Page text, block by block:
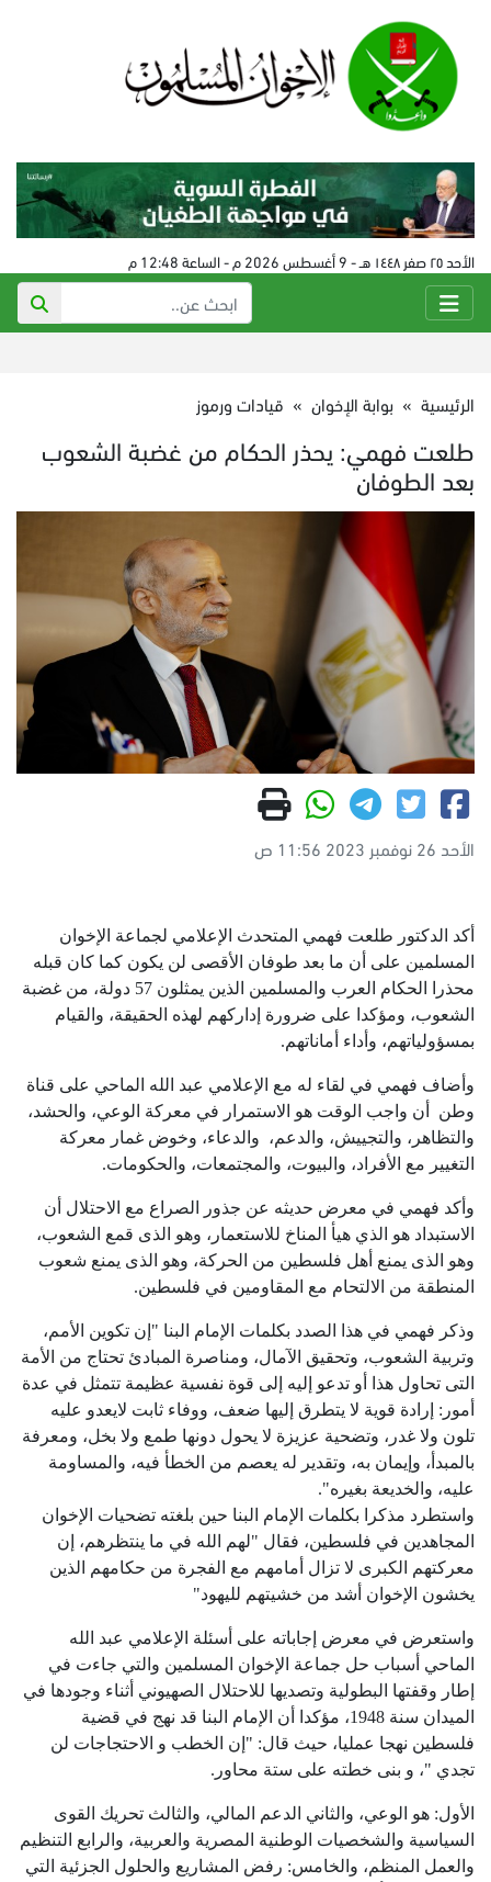
الأحد ٢٥ صفر ١٤٤٨ هـ - 9 أغسطس 2026 م - الساعة 12:48 م
الرئيسية » بوابة الإخوان » قيادات ورموز
طلعت فهمي: يحذر الحكام من غضبة الشعوب
بعد الطوفان
الأحد 26 نوفمبر 2023 11:56 ص
أكد الدكتور طلعت فهمي المتحدث الإعلامي لجماعة الإخوان
المسلمين على أن ما بعد طوفان الأقصى لن يكون كما كان قبله
محذرا الحكام العرب والمسلمين الذين يمثلون 57 دولة، من غضبة
الشعوب، ومؤكدا على ضرورة إداركهم لهذه الحقيقة، والقيام
بمسؤولياتهم، وأداء أماناتهم.
وأضاف فهمي في لقاء له مع الإعلامي عبد الله الماحي على قناة
وطن أن واجب الوقت هو الاستمرار في معركة الوعي، والحشد،
والتظاهر، والتجييش، والدعم، والدعاء، وخوض غمار معركة
التغيير مع الأفراد، والبيوت، والمجتمعات، والحكومات.
وأكد فهمي في معرض حديثه عن جذور الصراع مع الاحتلال أن
الاستبداد هو الذي هيأ المناخ للاستعمار، وهو الذى قمع الشعوب،
وهو الذى يمنع أهل فلسطين من الحركة، وهو الذى يمنع شعوب
المنطقة من الالتحام مع المقاومين في فلسطين.
وذكر فهمي في هذا الصدد بكلمات الإمام البنا "إن تكوين الأمم،
وتربية الشعوب، وتحقيق الآمال، ومناصرة المبادئ تحتاج من الأمة
التى تحاول هذا أو تدعو إليه إلى قوة نفسية عظيمة تتمثل في عدة
أمور: إرادة قوية لا يتطرق إليها ضعف، ووفاء ثابت لايعدو عليه
تلون ولا غدر، وتضحية عزيزة لا يحول دونها طمع ولا بخل، ومعرفة
بالمبدأ، وإيمان به، وتقدير له يعصم من الخطأ فيه، والمساومة
عليه، والخديعة بغيره".
واستطرد مذكرا بكلمات الإمام البنا حين بلغته تضحيات الإخوان
المجاهدين في فلسطين، فقال "لهم الله في ما ينتظرهم، إن
معركتهم الكبرى لا تزال أمامهم مع الفجرة من حكامهم الذين
يخشون الإخوان أشد من خشيتهم لليهود"
واستعرض في معرض إجاباته على أسئلة الإعلامي عبد الله
الماحي أسباب حل جماعة الإخوان المسلمين والتي جاءت في
إطار وقفتها البطولية وتصديها للاحتلال الصهيوني أثناء وجودها في
الميدان سنة 1948، مؤكدا أن الإمام البنا قد نهج في قضية
فلسطين نهجا عمليا، حيث قال: "إن الخطب و الاحتجاجات لن
تجدي "، و بنى خطته على ستة محاور.
الأول: هو الوعي، والثاني الدعم المالي، والثالث تحريك القوى
السياسية والشخصيات الوطنية المصرية والعربية، والرابع التنظيم
والعمل المنظم، والخامس: رفض المشاريع والحلول الجزئية التي